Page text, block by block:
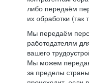
либо передаём
их обработки (так
Мы передаём
работодателям
вашего
Мы можем
за пределы